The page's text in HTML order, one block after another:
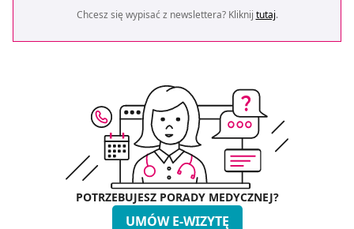
Chcesz się wypisać z newslettera? Kliknij tutaj.
POTRZEBUJESZ PORADY MEDYCZNEJ?
UMÓW E-WIZYTĘ